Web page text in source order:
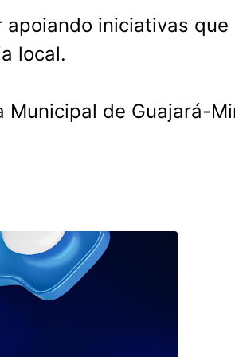
iniciativas que
local.
Municipal de Guajará-